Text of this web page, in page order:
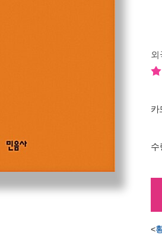
외
카
수
<